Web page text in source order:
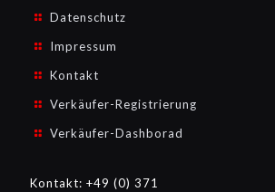
Datenschutz
Impressum
Kontakt
Verkäufer-Registrierung
Verkäufer-Dashborad
Kontakt: +49 (0) 371